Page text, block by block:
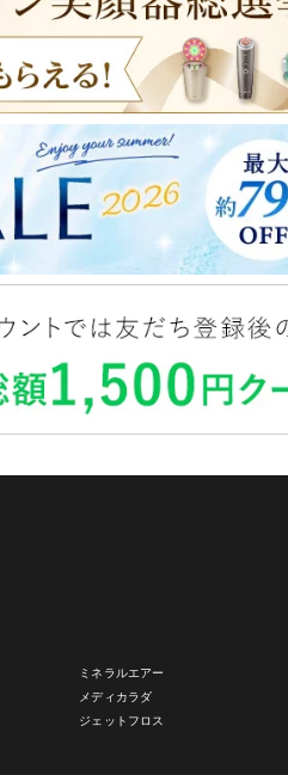
ミネラルエアー
メディカラダ
ジェットフロス